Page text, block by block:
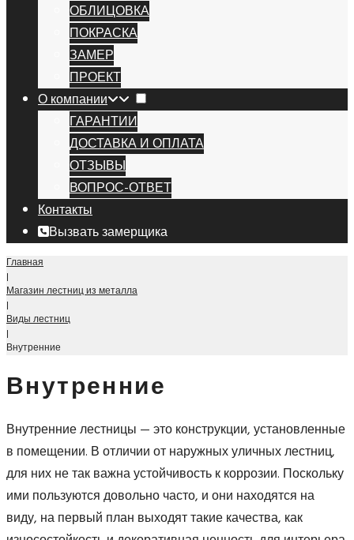
ОБЛИЦОВКА
ПОКРАСКА
ЗАМЕР
ПРОЕКТ
О компании
ГАРАНТИИ
ДОСТАВКА И ОПЛАТА
ОТЗЫВЫ
ВОПРОС-ОТВЕТ
Контакты
Вызвать замерщика
Главная
|
Магазин лестниц из металла
|
Виды лестниц
|
Внутренние
Внутренние
Внутренние лестницы — это конструкции, установленные
в помещении. В отличии от наружных уличных лестниц,
для них не так важна устойчивость к коррозии. Поскольку
ими пользуются довольно часто, и они находятся на
виду, на первый план выходят такие качества, как